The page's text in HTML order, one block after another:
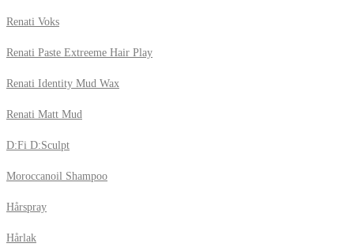
Renati Voks
Renati Paste Extreeme Hair Play
Renati Identity Mud Wax
Renati Matt Mud
D:Fi D:Sculpt
Moroccanoil Shampoo
Hårspray
Hårlak